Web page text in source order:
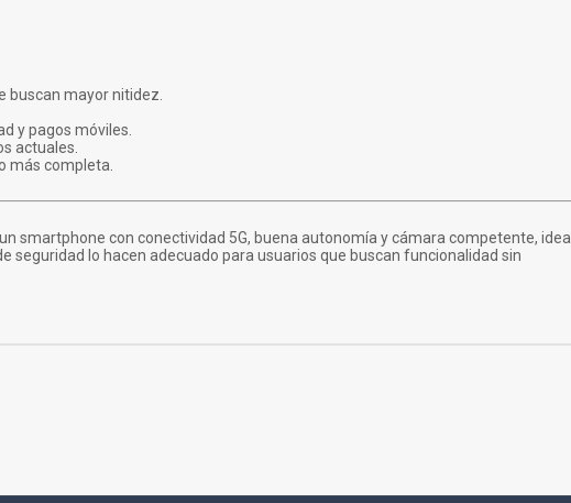
buscan mayor nitidez.
y pagos móviles.
actuales.
más completa.
smartphone con conectividad 5G, buena autonomía y cámara competente, ideal
seguridad lo hacen adecuado para usuarios que buscan funcionalidad sin